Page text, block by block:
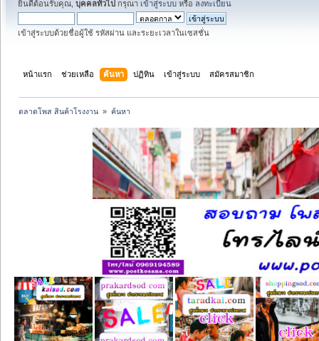
ยินดีต้อนรับคุณ, บุคคลทั่วไป กรุณา เข้าสู่ระบบ หรือ ลงทะเบียน
เข้าสู่ระบบด้วยชื่อผู้ใช้ รหัสผ่าน และระยะเวลาในเซสชั่น
หน้าแรก ช่วยเหลือ ค้นหา ปฏิทิน เข้าสู่ระบบ สมัครสมาชิก
ตลาดโพส สินค้าโรงงาน » ค้นหา